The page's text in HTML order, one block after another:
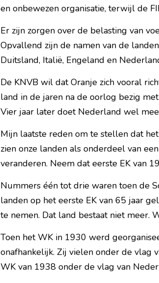
en onbewezen organisatie, terwijl de
Er zijn zorgen over de belasting van
Opvallend zijn de namen van de
Duitsland, Italië, Engeland en
De KNVB wil dat Oranje zich vooral
land in de jaren na de oorlog bezig
Vier jaar later doet Nederland wel
Mijn laatste reden om te stellen dat
zien onze landen als onderdeel van
veranderen. Neem dat eerste EK van
Nummers één tot drie waren toen de
landen op het eerste EK van 65 jaar
te nemen. Dat land bestaat niet meer.
Toen het WK in 1930 werd
onafhankelijk. Zij vielen onder de vlag
WK van 1938 onder de vlag van